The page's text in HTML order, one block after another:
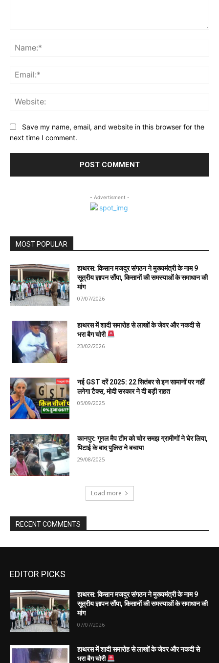
EDITOR PICKS
हाथरस: किसान मजदूर संगठन ने मुख्यमंत्री के नाम 9
सूत्रीय ज्ञापन सौंपा, किसानों की समस्याओं के समाधान की
मांग
07/07/2026
हाथरस में शादी समारोह से लाखों के जेवर और नकदी से
भरा बैग चोरी